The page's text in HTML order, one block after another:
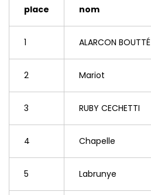
place nom
1 ALARCON BOUTTÉ
2 Mariot
3 RUBY CECHETTI
4 Chapelle
5 Labrunye